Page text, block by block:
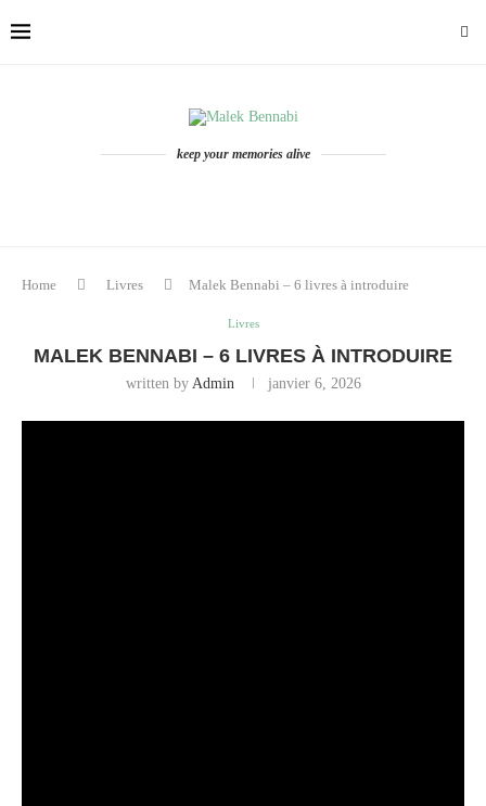
keep your memories alive
Home Livres Malek Bennabi – 6 livres à introduire
Livres
MALEK BENNABI – 6 LIVRES À INTRODUIRE
written by Admin janvier 6, 2026